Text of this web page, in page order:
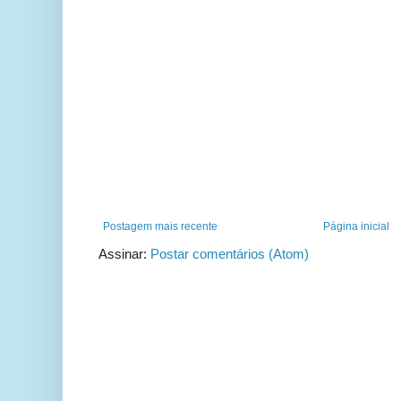
Postagem mais recente Página inicial
Assinar: Postar comentários (Atom)